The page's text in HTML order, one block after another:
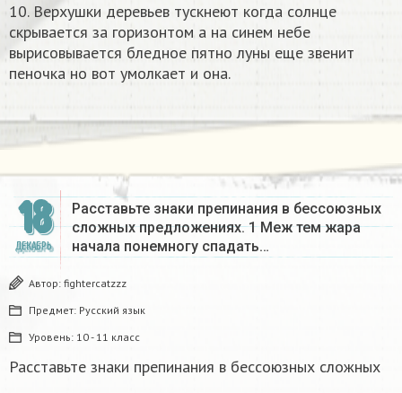
10. Верхушки деревьев тускнеют когда солнце
скрывается за горизонтом а на синем небе
вырисовывается бледное пятно луны еще звенит
пеночка но вот умолкает и она.
18
ДЕКАБРЬ
Расставьте знаки препинания в бессоюзных
сложных предложениях. 1 Меж тем жара
начала понемногу спадать…
Автор: fightercatzzz
Предмет: Русский язык
Уровень: 10 - 11 класс
Расставьте знаки препинания в бессоюзных сложных